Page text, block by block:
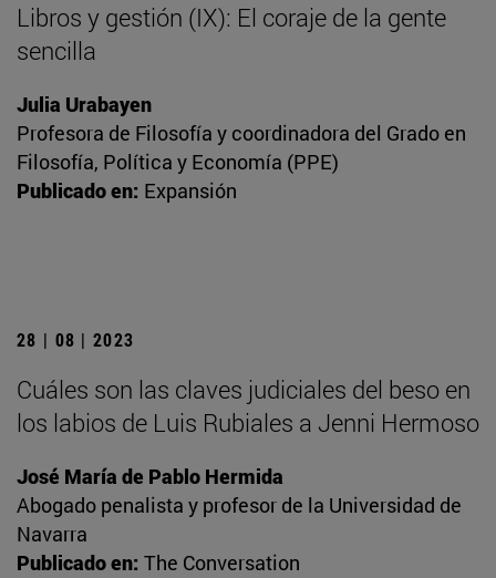
Libros y gestión (IX): El coraje de la gente
sencilla
Julia Urabayen
Profesora de Filosofía y coordinadora del Grado en
Filosofía, Política y Economía (PPE)
Publicado en: Expansión
28 | 08 | 2023
Cuáles son las claves judiciales del beso en
los labios de Luis Rubiales a Jenni Hermoso
José María de Pablo Hermida
Abogado penalista y profesor de la Universidad de
Navarra
Publicado en: The Conversation